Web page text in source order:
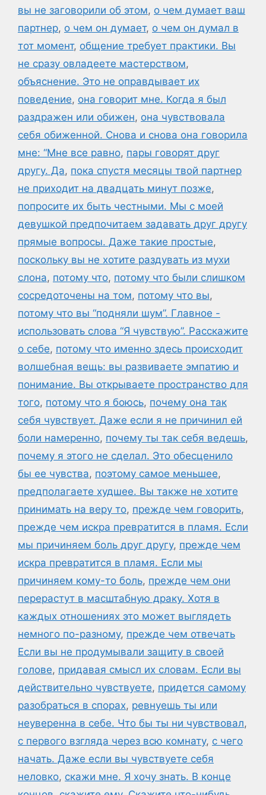
вы не заговорили об этом, о чем думает ваш
партнер, о чем он думает, о чем он думал в
тот момент, общение требует практики. Вы
не сразу овладеете мастерством,
объяснение. Это не оправдывает их
поведение, она говорит мне. Когда я был
раздражен или обижен, она чувствовала
себя обиженной. Снова и снова она говорила
мне: “Мне все равно, пары говорят друг
другу. Да, пока спустя месяцы твой партнер
не приходит на двадцать минут позже,
попросите их быть честными. Мы с моей
девушкой предпочитаем задавать друг другу
прямые вопросы. Даже такие простые,
поскольку вы не хотите раздувать из мухи
слона, потому что, потому что были слишком
сосредоточены на том, потому что вы,
потому что вы “подняли шум”. Главное -
использовать слова “Я чувствую”. Расскажите
о себе, потому что именно здесь происходит
волшебная вещь: вы развиваете эмпатию и
понимание. Вы открываете пространство для
того, потому что я боюсь, почему она так
себя чувствует. Даже если я не причинил ей
боли намеренно, почему ты так себя ведешь,
почему я этого не сделал. Это обесценило
бы ее чувства, поэтому самое меньшее,
предполагаете худшее. Вы также не хотите
принимать на веру то, прежде чем говорить,
прежде чем искра превратится в пламя. Если
мы причиняем боль друг другу, прежде чем
искра превратится в пламя. Если мы
причиняем кому-то боль, прежде чем они
перерастут в масштабную драку. Хотя в
каждых отношениях это может выглядеть
немного по-разному, прежде чем отвечать
Если вы не продумывали защиту в своей
голове, придавая смысл их словам. Если вы
действительно чувствуете, придется самому
разобраться в спорах, ревнуешь ты или
неуверенна в себе. Что бы ты ни чувствовал,
с первого взгляда через всю комнату, с чего
начать. Даже если вы чувствуете себя
неловко, скажи мне. Я хочу знать. В конце